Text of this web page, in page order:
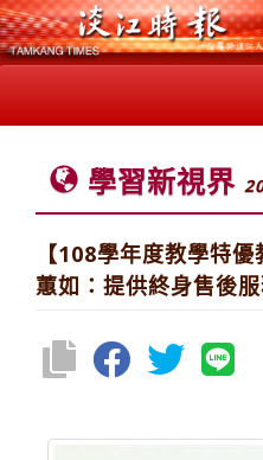
學習新視界
【108學年度教學特
蕙如：提供終身售後